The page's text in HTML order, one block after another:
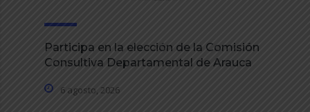
Participa en la elección de la Comisión
Consultiva Departamental de Arauca
6 agosto, 2026